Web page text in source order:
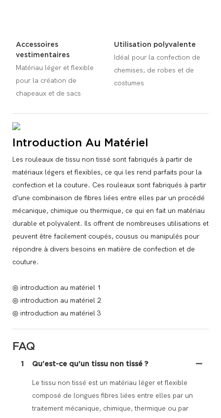
Accessoires
vestimentaires
Matériau léger et flexible
pour la création de
chapeaux et de sacs
Utilisation polyvalente
Idéal pour la confection de
chemises, de robes et de
costumes
Introduction Au Matériel
Les rouleaux de tissu non tissé sont fabriqués à partir de
matériaux légers et flexibles, ce qui les rend parfaits pour la
confection et la couture. Ces rouleaux sont fabriqués à partir
d'une combinaison de fibres liées entre elles par un procédé
mécanique, chimique ou thermique, ce qui en fait un matériau
durable et polyvalent. Ils offrent de nombreuses utilisations et
peuvent être facilement coupés, cousus ou manipulés pour
répondre à divers besoins en matière de confection et de
couture.
◎ introduction au matériel 1
◎ introduction au matériel 2
◎ introduction au matériel 3
FAQ
1 Qu'est-ce qu'un tissu non tissé ?
Le tissu non tissé est un matériau léger et flexible
composé de longues fibres liées entre elles par un
traitement mécanique, chimique, thermique ou par